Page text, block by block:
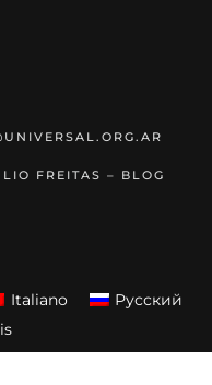
FREITAS – BLOG
Italiano
Русский